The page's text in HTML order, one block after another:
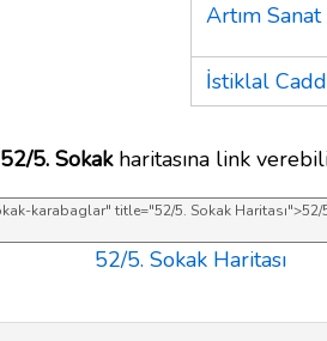
Artım
İstiklal
52/5. Sokakharitasına link
52/5. Sokak Haritası